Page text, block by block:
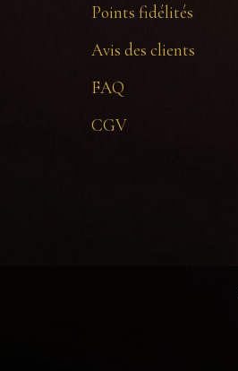
Points fidélités
Avis des clients
FAQ
CGV